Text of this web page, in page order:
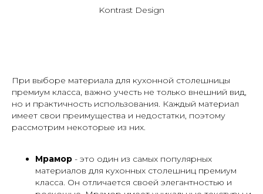
Kontrast Design
При выборе материала для кухонной столешницы
премиум класса, важно учесть не только внешний вид,
но и практичность использования. Каждый материал
имеет свои преимущества и недостатки, поэтому
рассмотрим некоторые из них.
Мрамор - это один из самых популярных
материалов для кухонных столешниц премиум
класса. Он отличается своей элегантностью и